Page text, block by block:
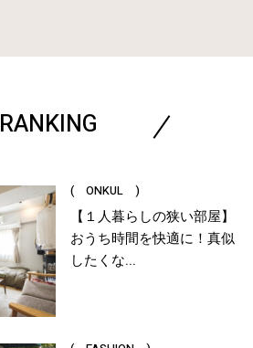
RANKING
( ONKUL )
【１人暮らしの狭い部屋】
おうち時間を快適に！真似
したくな...